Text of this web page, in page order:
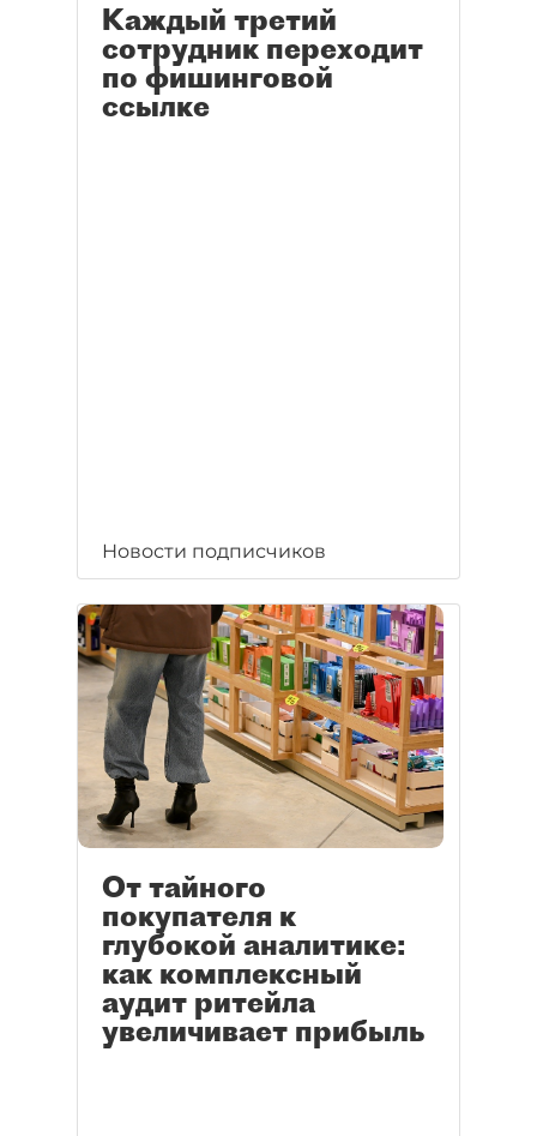
Каждый третий
сотрудник переходит
по фишинговой
ссылке
Новости подписчиков
От тайного
покупателя к
глубокой аналитике:
как комплексный
аудит ритейла
увеличивает прибыль